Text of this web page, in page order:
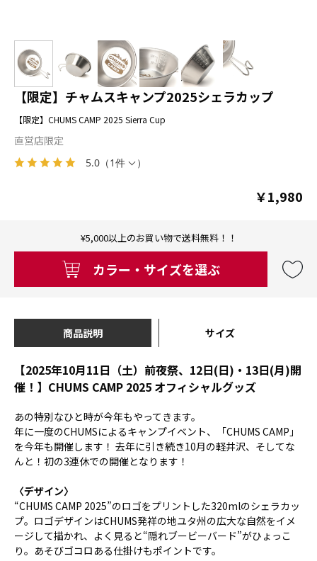
5.0 （1件 ）
【限定】チャムスキャンプ2025シェラカップ
【限定】CHUMS CAMP 2025 Sierra Cup
直営店限定
￥1,980
¥5,000以上のお買い物で送料無料！！
カラー・サイズを選ぶ
商品説明 サイズ
【2025年10月11日（土）前夜祭、12日(日)・13日(月)開
催！】CHUMS CAMP 2025 オフィシャルグッズ
あの特別なひと時が今年もやってきます。
年に一度のCHUMSによるキャンプイベント、「CHUMS CAMP」
を今年も開催します！ 去年に引き続き10月の軽井沢、そしてな
んと！初の3連休での開催となります！
〈デザイン〉
“CHUMS CAMP 2025”のロゴをプリントした320mlのシェラカッ
プ。ロゴデザインはCHUMS発祥の地ユタ州の広大な自然をイメ
ージして描かれ、よく見ると“隠れブービーバード”がひょっこ
り。あそびゴコロある仕掛けもポイントです。